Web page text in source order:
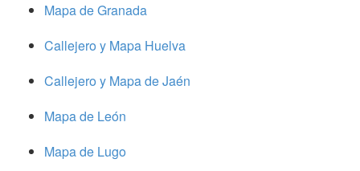
Mapa de Granada
Callejero y Mapa Huelva
Callejero y Mapa de Jaén
Mapa de León
Mapa de Lugo